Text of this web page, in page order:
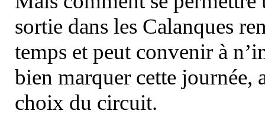
sortie dans les Calanques
temps et peut convenir à
bien marquer cette journée,
choix du circuit.